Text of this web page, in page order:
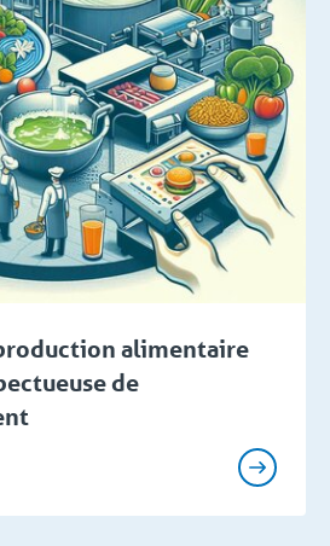
alimentaire
de